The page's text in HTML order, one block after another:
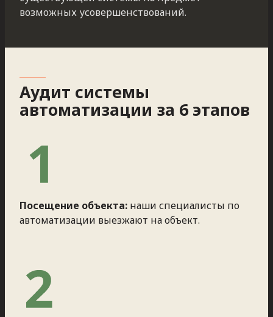
возможных усовершенствований.
Аудит системы
автоматизации за 6 этапов
Посещение объекта: наши специалисты по
автоматизации выезжают на объект.